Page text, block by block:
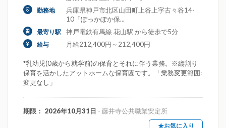
勤務地
兵庫県神戸市北区山田町上谷上字古々谷14-
10「ぽっかぽか保...
最寄り駅 神戸電鉄有馬線 花山駅 から徒歩で5分
給与 月給212,400円～212,400円
*乳幼児(0歳から就学前)の保育とそれに伴う業務。※縦割り
保育を活かしたアットホームな保育園です。「業務変更範囲:
変更なし」
期限： 2026年10月31日 - 藤井寺公共職業安定所
★お気に入り